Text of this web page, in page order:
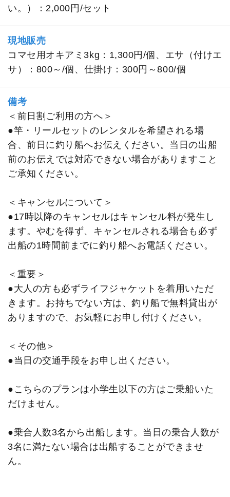
い。）：2,000円/セット
現地販売
コマセ用オキアミ3kg：1,300円/個、エサ（付けエ
サ）：800～/個、仕掛け：300円～800/個
備考
＜前日割ご利用の方へ＞
●竿・リールセットのレンタルを希望される場
合、前日に釣り船へお伝えください。当日の出船
前のお伝えでは対応できない場合がありますこと
ご承知ください。
＜キャンセルについて＞
●17時以降のキャンセルはキャンセル料が発生し
ます。やむを得ず、キャンセルされる場合も必ず
出船の1時間前までに釣り船へお電話ください。
＜重要＞
●大人の方も必ずライフジャケットを着用いただ
きます。お持ちでない方は、釣り船で無料貸出が
ありますので、お気軽にお申し付けください。
＜その他＞
●当日の交通手段をお申し出ください。
●こちらのプランは小学生以下の方はご乗船いた
だけません。
●乗合人数3名から出船します。当日の乗合人数が
3名に満たない場合は出船することができませ
ん。